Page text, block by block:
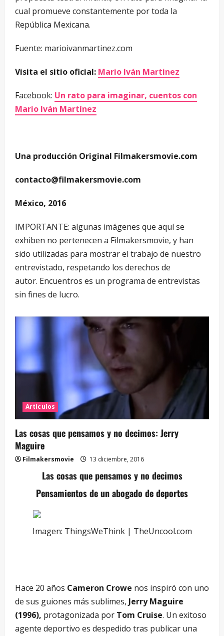
cual promueve constantemente por toda la
República Mexicana.
Fuente: marioivanmartinez.com
Visita el sitio oficial: Mario Iván Martinez
Facebook: Un rato para imaginar, cuentos con
Mario Iván Martínez
Una producción Original Filmakersmovie.com
contacto@filmakersmovie.com
México, 2016
IMPORTANTE: algunas imágenes que aquí se
exhiben no pertenecen a Filmakersmovie, y han
sido utilizadas para mostrar el trabajo de nuestro
entrevistado, respetando los derechos de
autor. Encuentros es un programa de entrevistas
sin fines de lucro.
Artículos
Las cosas que pensamos y no decimos: Jerry
Maguire
Filmakersmovie 13 diciembre, 2016
Las cosas que pensamos y no decimos
Pensamientos de un abogado de deportes
Imagen: ThingsWeThink | TheUncool.com
Hace 20 años Cameron Crowe nos inspiró con uno
de sus guiones más sublimes, Jerry Maguire
(1996), protagonizada por Tom Cruise. Un exitoso
agente deportivo es despedido tras publicar una